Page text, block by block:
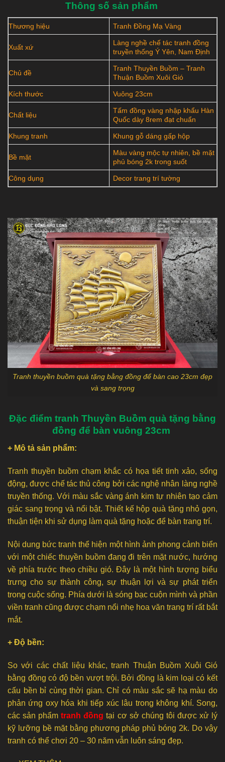
Thông số sản phẩm
Thương hiệu Tranh Đồng Mạ Vàng
Xuất xứ
Làng nghề chế tác tranh đồng
truyền thống Ý Yên, Nam Định
Chủ đề
Tranh Thuyền Buồm – Tranh
Thuận Buồm Xuôi Gió
Kích thước Vuông 23cm
Chất liệu
Tấm đồng vàng nhập khẩu Hàn
Quốc dày 8rem đạt chuẩn
Khung tranh Khung gỗ dáng gấp hộp
Bề mặt
Màu vàng mộc tự nhiên, bề mặt
phủ bóng 2k trong suốt
Công dụng Decor trang trí tường
Tranh thuyền buồm quà tặng bằng đồng để bàn cao 23cm đẹp
và sang trọng
Đặc điểm tranh Thuyền Buồm quà tặng bằng
đồng để bàn vuông 23cm
+ Mô tả sản phẩm:
Tranh thuyền buồm chạm khắc có họa tiết tinh xảo, sống
động, được chế tác thủ công bởi các nghệ nhân làng nghề
truyền thống. Với màu sắc vàng ánh kim tự nhiên tạo cảm
giác sang trọng và nổi bật. Thiết kế hộp quà tặng nhỏ gọn,
thuận tiện khi sử dụng làm quà tặng hoặc để bàn trang trí.
Nội dung bức tranh thể hiện một hình ảnh phong cảnh biển
với một chiếc thuyền buồm đang đi trên mặt nước, hướng
về phía trước theo chiều gió. Đây là một hình tượng biểu
trưng cho sự thành công, sự thuận lợi và sự phát triển
trong cuộc sống. Phía dưới là sóng bạc cuộn mình và phần
viền tranh cũng được chạm nổi nhẹ hoa văn trang trí rất bắt
mắt.
+ Độ bền:
So với các chất liệu khác, tranh Thuận Buồm Xuôi Gió
bằng đồng có độ bền vượt trội. Bởi đồng là kim loại có kết
cấu bền bỉ cùng thời gian. Chỉ có màu sắc sẽ hạ màu do
phản ứng oxy hóa khi tiếp xúc lâu trong không khí. Song,
các sản phẩm tranh đồng tại cơ sở chúng tôi được xử lý
kỹ lưỡng bề mặt bằng phương pháp phủ bóng 2k. Do vậy
tranh có thể chơi 20 – 30 năm vẫn luôn sáng đẹp.